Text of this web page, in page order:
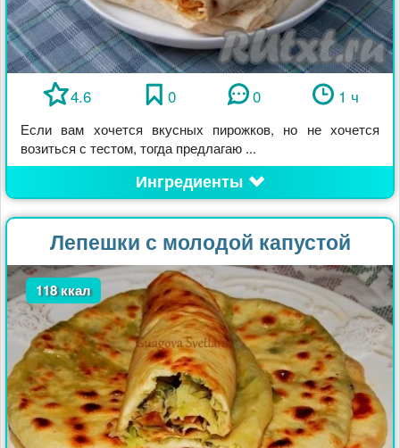
4.6 0 0 1 ч
Если вам хочется вкусных пирожков, но не хочется
возиться с тестом, тогда предлагаю ...
Ингредиенты
Лепешки с молодой капустой
118 ккал